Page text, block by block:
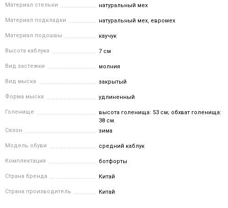
Материал стельки натуральный мех
Материал подкладки натуральный мех, евромех
Материал подошвы каучук
Высота каблука 7 см
Вид застежки молния
Вид мыска закрытый
Форма мыска удлиненный
Голенище
высота голенища: 53 см; обхват голенища:
38 см.
Сезон
зима
Модель обуви средний каблук
Комплектация ботфорты
Страна бренда Китай
Страна производитель Китай